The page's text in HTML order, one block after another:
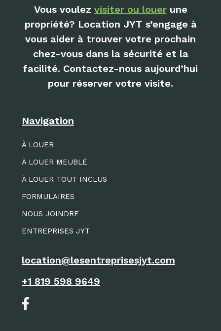
Vous voulez visiter ou louerune
propriété? Location JYT s’engage à
vous aider à trouver votre prochain
chez-vous dans la sécurité et la
facilité. Contactez-nous aujourd’hui
pour réserver votre visite.
Navigation
À LOUER
À LOUER MEUBLÉ
À LOUER TOUT INCLUS
FORMULAIRES
NOUS JOINDRE
ENTREPRISES JYT
location@lesentreprisesjyt.com
+1 819 598 9649